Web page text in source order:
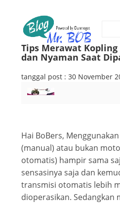
Tips Merawat
dan Nyaman Saat
tanggal post : 30 November
Hai BoBers,
(manual) atau bukan
otomatis) hampir sama
sensasinya saja dan
transmisi otomatis lebih
dioperasikan. Sedangkan